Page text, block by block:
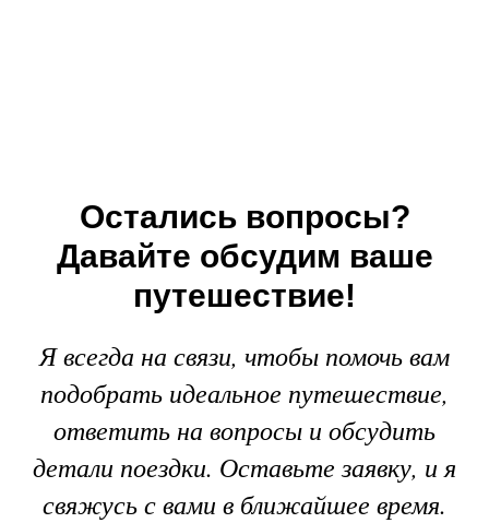
Остались вопросы?
Давайте обсудим ваше
путешествие!
Я всегда на связи, чтобы помочь вам
подобрать идеальное путешествие,
ответить на вопросы и обсудить
детали поездки. Оставьте заявку, и я
свяжусь с вами в ближайшее время.